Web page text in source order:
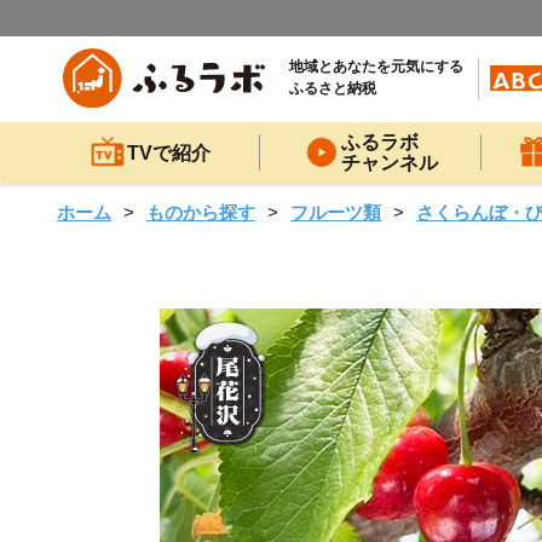
地域とあなたを元気にする
ふるさと納税
TVで紹介
ふるラボ
チャンネル
ホーム ものから探す フルーツ類 さくらんぼ・